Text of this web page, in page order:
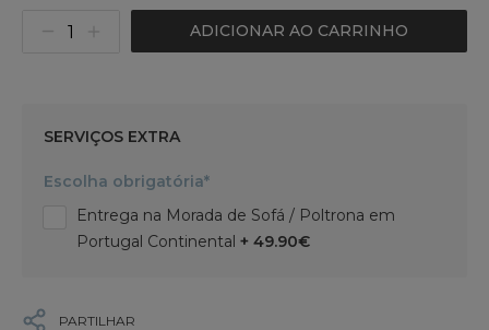
ADICIONAR AO CARRINHO
SERVIÇOS EXTRA
Escolha obrigatória*
Entrega na Morada de Sofá / Poltrona em
Portugal Continental + 49.90€
PARTILHAR